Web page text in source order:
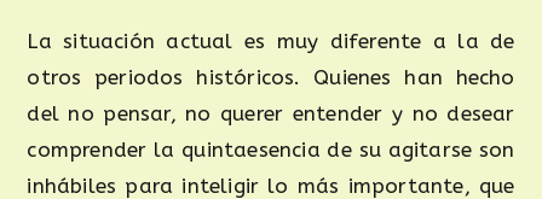
La situación actual es muy diferente a la de
otros periodos históricos. Quienes han hecho
del no pensar, no querer entender y no desear
comprender la quintaesencia de su agitarse son
inhábiles para inteligir lo más importante, que